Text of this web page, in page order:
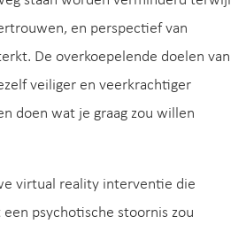
en perspectief van
De overkoepelende doelen van
veiliger en veerkrachtiger
doen wat je graag zou willen
virtual reality interventie die
psychotische stoornis zou